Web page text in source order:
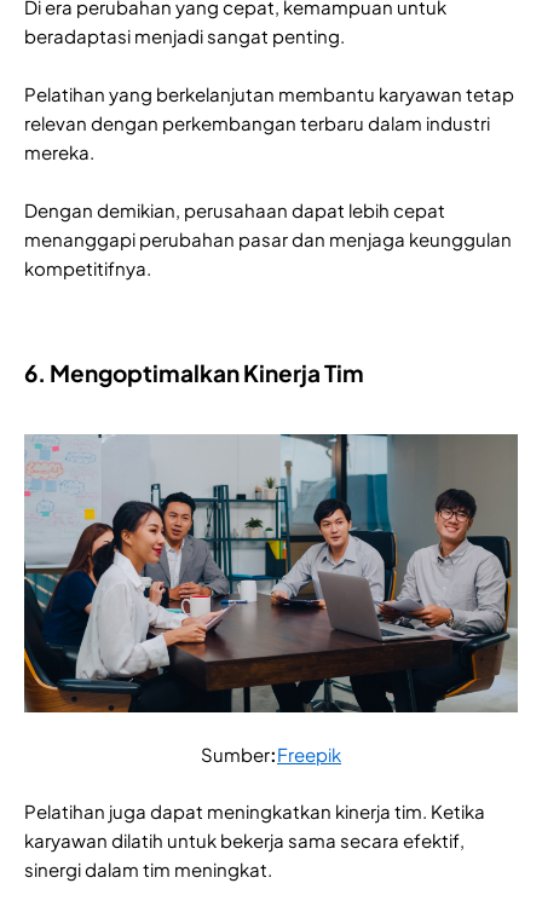
Di era perubahan yang cepat, kemampuan untuk
beradaptasi menjadi sangat penting.
Pelatihan yang berkelanjutan membantu karyawan tetap
relevan dengan perkembangan terbaru dalam industri
mereka.
Dengan demikian, perusahaan dapat lebih cepat
menanggapi perubahan pasar dan menjaga keunggulan
kompetitifnya.
6. Mengoptimalkan Kinerja Tim
Sumber:Freepik
Pelatihan juga dapat meningkatkan kinerja tim. Ketika
karyawan dilatih untuk bekerja sama secara efektif,
sinergi dalam tim meningkat.